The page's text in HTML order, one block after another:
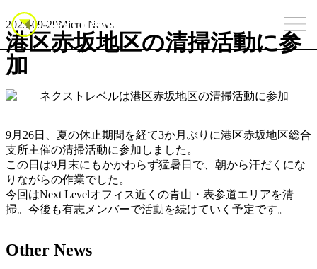
2025-09-29Micro News
港区赤坂地区の清掃活動に参
加
9月26日、夏の休止期間を経て3か月ぶりに港区赤坂地区総合
支所主催の清掃活動に参加しました。
この日は9月末にもかかわらず猛暑日で、朝から汗だくにな
りながらの作業でした。
今回はNext Levelオフィス近くの青山・表参道エリアを清
掃。今後も有志メンバーで活動を続けていく予定です。
Other News